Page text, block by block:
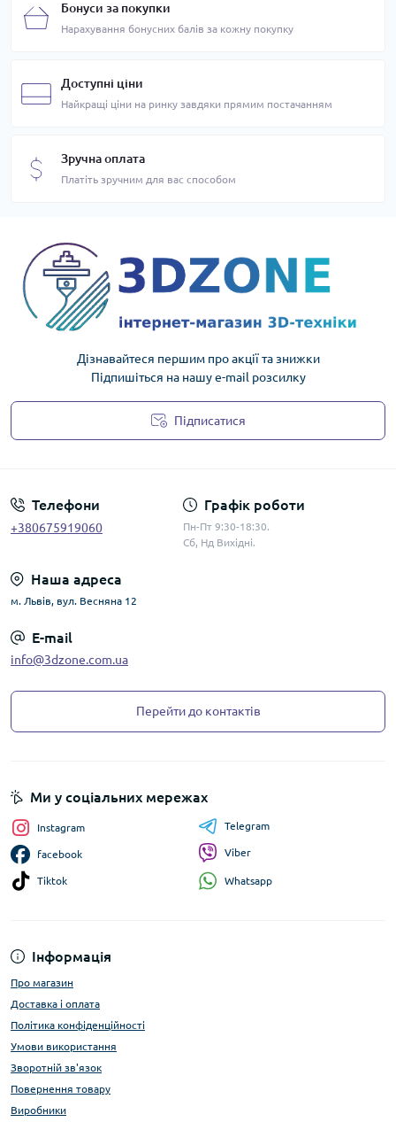
Бонуси за покупки
Нарахування бонусних балів за кожну покупку
Доступні ціни
Найкращі ціни на ринку завдяки прямим постачанням
Зручна оплата
Платіть зручним для вас способом
Дізнавайтеся першим про акції та знижки
Підпишіться на нашу e-mail розсилку
Підписатися
Телефони
+380675919060
Графік роботи
Пн-Пт 9:30-18:30.
Сб, Нд Вихідні.
Наша адреса
м. Львів, вул. Весняна 12
E-mail
info@3dzone.com.ua
Перейти до контактів
Інформація
Про магазин
Доставка і оплата
Політика конфіденційності
Умови використання
Зворотній зв'язок
Повернення товару
Виробники
Ми у соціальних мережах
Instagram
facebook
Tiktok
Telegram
Viber
Whatsapp